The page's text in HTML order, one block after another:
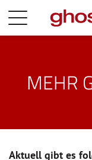
MEHR
Aktuell gibt es